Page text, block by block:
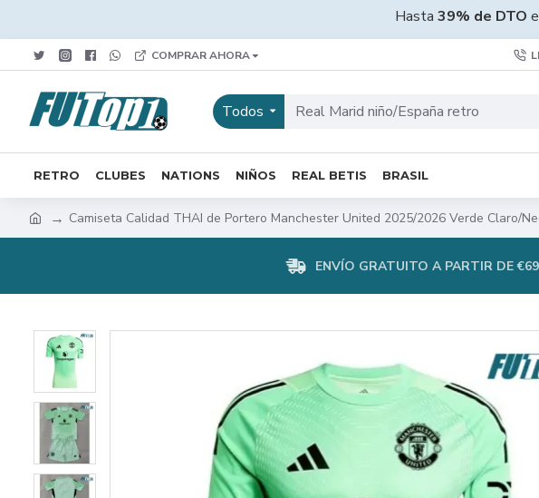
Hasta 39% de DTO
COMPRAR AHORA
Todos
RETRO CLUBES NATIONS NIÑOS REAL BETIS BRASIL
Camiseta Calidad THAI de Portero Manchester United 2025/2026 Verde Claro/
ENVÍO GRATUITO A PARTIR DE €69